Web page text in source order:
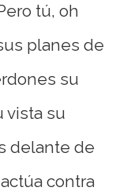
tú, oh
planes de
su
vista su
delante de
contra